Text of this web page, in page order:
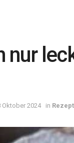
nur
Oktober 2024 in